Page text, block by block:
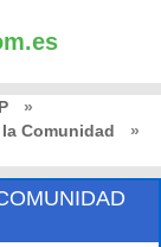
»
Comunidad
»